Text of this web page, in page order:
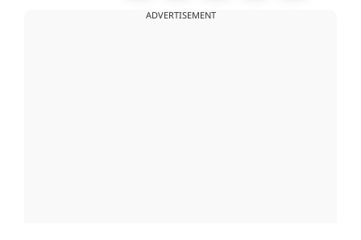
ADVERTISEMENT